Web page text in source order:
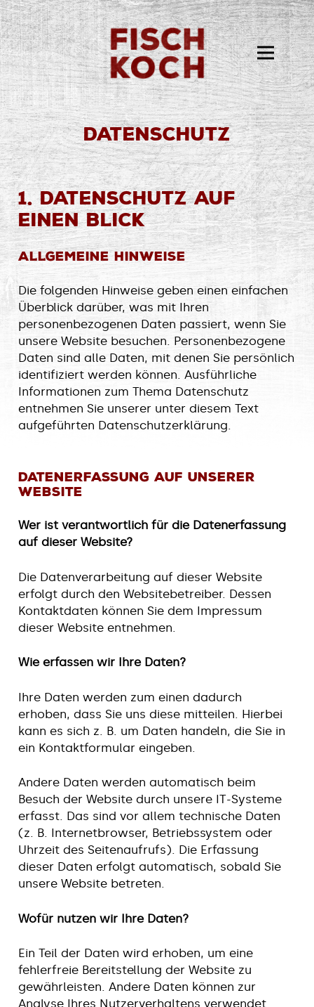
Datenschutz
1. Datenschutz auf
einen Blick
Allgemeine Hinweise
Die folgenden Hinweise geben einen einfachen
Überblick darüber, was mit Ihren
personenbezogenen Daten passiert, wenn Sie
unsere Website besuchen. Personenbezogene
Daten sind alle Daten, mit denen Sie persönlich
identifiziert werden können. Ausführliche
Informationen zum Thema Datenschutz
entnehmen Sie unserer unter diesem Text
aufgeführten Datenschutzerklärung.
Datenerfassung auf unserer
Website
Wer ist verantwortlich für die Datenerfassung
auf dieser Website?
Die Datenverarbeitung auf dieser Website
erfolgt durch den Websitebetreiber. Dessen
Kontaktdaten können Sie dem Impressum
dieser Website entnehmen.
Wie erfassen wir Ihre Daten?
Ihre Daten werden zum einen dadurch
erhoben, dass Sie uns diese mitteilen. Hierbei
kann es sich z. B. um Daten handeln, die Sie in
ein Kontaktformular eingeben.
Andere Daten werden automatisch beim
Besuch der Website durch unsere IT-Systeme
erfasst. Das sind vor allem technische Daten
(z. B. Internetbrowser, Betriebssystem oder
Uhrzeit des Seitenaufrufs). Die Erfassung
dieser Daten erfolgt automatisch, sobald Sie
unsere Website betreten.
Wofür nutzen wir Ihre Daten?
Ein Teil der Daten wird erhoben, um eine
fehlerfreie Bereitstellung der Website zu
gewährleisten. Andere Daten können zur
Analyse Ihres Nutzerverhaltens verwendet